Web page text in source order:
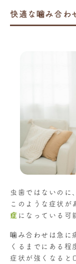
快適な噛み合わ
虫歯ではないのに
このような症状が
症 になっている可
噛み合わせは急に
くるまでにある程
症状が強くなると